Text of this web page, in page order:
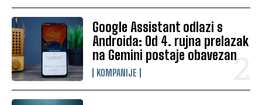
Google Assistant odlazi s
Androida: Od 4. rujna prelazak
na Gemini postaje obavezan
KOMPANIJE